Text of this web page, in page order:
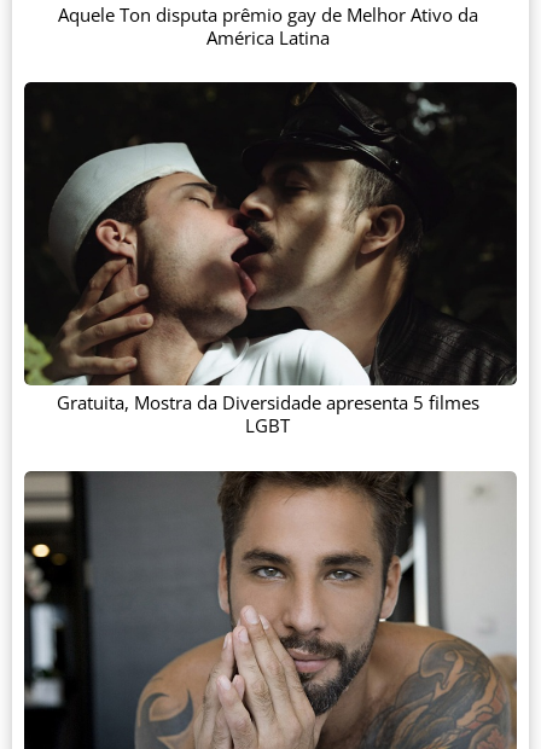
Aquele Ton disputa prêmio gay de Melhor Ativo da
América Latina
Gratuita, Mostra da Diversidade apresenta 5 filmes
LGBT